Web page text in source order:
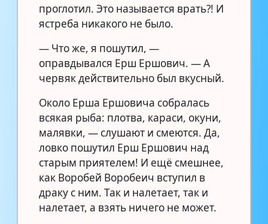
проглотил. Это называется врать?! И
ястреба никакого не было.
— Что же, я пошутил, —
оправдывался Ерш Ершович. — А
червяк действительно был вкусный.
Около Ерша Ершовича собралась
всякая рыба: плотва, караси, окуни,
малявки, — слушают и смеются. Да,
ловко пошутил Ерш Ершович над
старым приятелем! И ещё смешнее,
как Воробей Воробеич вступил в
драку с ним. Так и налетает, так и
налетает, а взять ничего не может.